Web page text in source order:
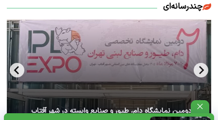
چندرسانه‌ای
آغاز دومین نمایشگاه دام، طیور و صنایع وابسته در شهر آفتاب